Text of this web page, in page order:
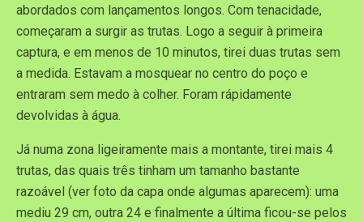
abordados com lançamentos longos. Com tenacidade,
começaram a surgir as trutas. Logo a seguir à primeira
captura, e em menos de 10 minutos, tirei duas trutas sem
a medida. Estavam a mosquear no centro do poço e
entraram sem medo à colher. Foram rápidamente
devolvidas à água.
Já numa zona ligeiramente mais a montante, tirei mais 4
trutas, das quais três tinham um tamanho bastante
razoável (ver foto da capa onde algumas aparecem): uma
mediu 29 cm, outra 24 e finalmente a última ficou-se pelos